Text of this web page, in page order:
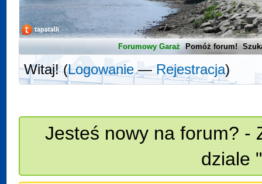
Forumowy Garaż Pomóż forum!
Witaj! (Logowanie—Rejestracja)
Jesteś nowy na forum? -
dziale